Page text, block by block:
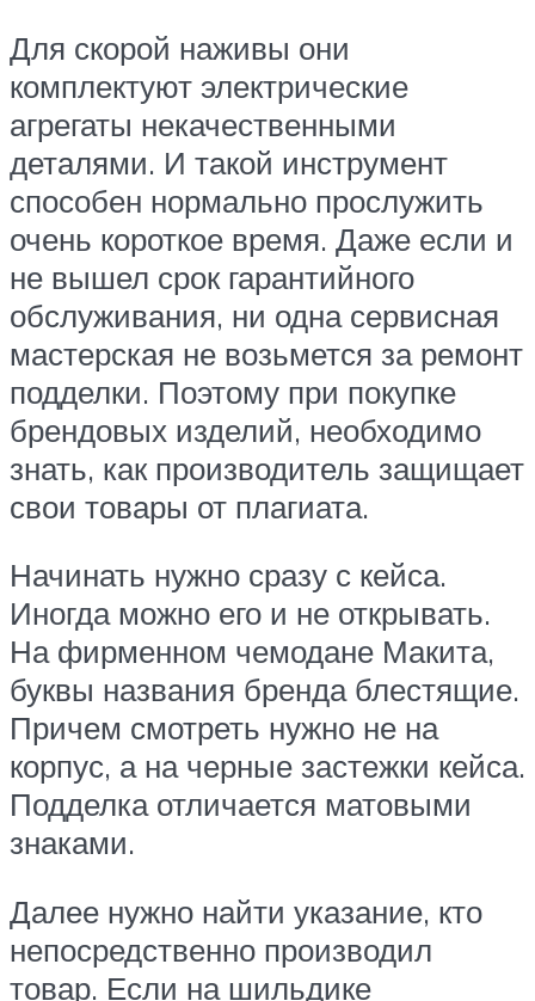
Для скорой наживы они
комплектуют электрические
агрегаты некачественными
деталями. И такой инструмент
способен нормально прослужить
очень короткое время. Даже если и
не вышел срок гарантийного
обслуживания, ни одна сервисная
мастерская не возьмется за ремонт
подделки. Поэтому при покупке
брендовых изделий, необходимо
знать, как производитель защищает
свои товары от плагиата.
Начинать нужно сразу с кейса.
Иногда можно его и не открывать.
На фирменном чемодане Макита,
буквы названия бренда блестящие.
Причем смотреть нужно не на
корпус, а на черные застежки кейса.
Подделка отличается матовыми
знаками.
Далее нужно найти указание, кто
непосредственно производил
товар. Если на шильдике